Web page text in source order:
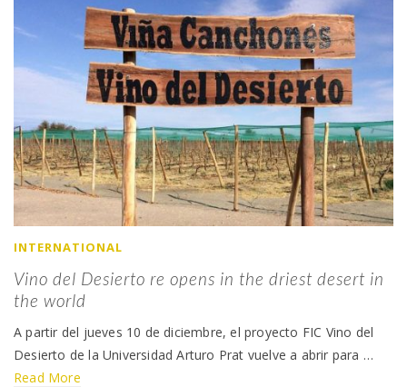
INTERNATIONAL
Vino del Desierto re opens in the driest desert in
the world
A partir del jueves 10 de diciembre, el proyecto FIC Vino del
Desierto de la Universidad Arturo Prat vuelve a abrir para …
Read More